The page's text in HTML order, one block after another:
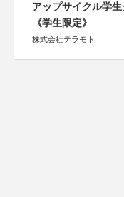
アップサイクル学
《学生限定》
株式会社テラモト